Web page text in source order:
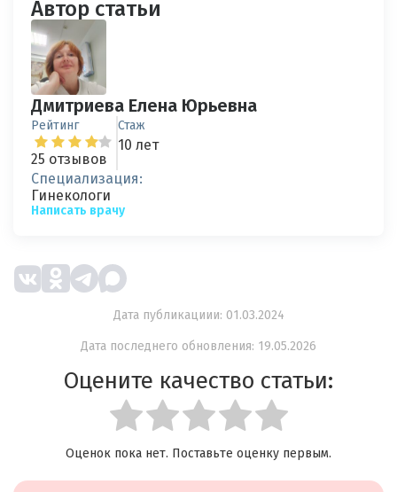
Автор статьи
Дмитриева Елена Юрьевна
Рейтинг
25 отзывов
Стаж
10 лет
Специализация:
Гинекологи
Написать врачу
Дата публикациии: 01.03.2024
Дата последнего обновления: 19.05.2026
Оцените качество статьи:
Оценок пока нет. Поставьте оценку первым.